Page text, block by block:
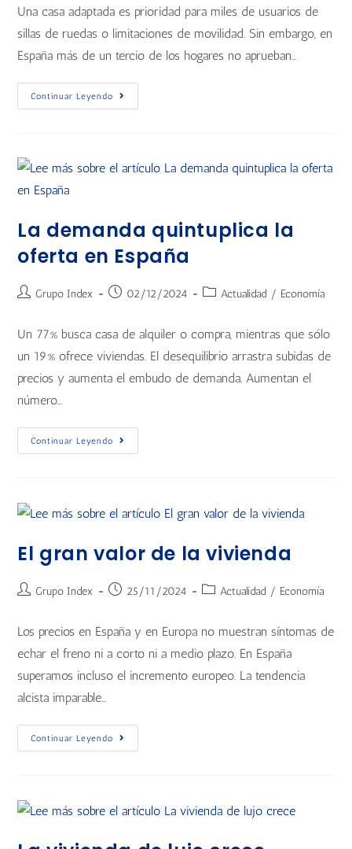
Una casa adaptada es prioridad para miles de usuarios de
sillas de ruedas o limitaciones de movilidad. Sin embargo, en
España más de un tercio de los hogares no aprueban…
Continuar Leyendo
La demanda quintuplica la
oferta en España
Grupo Index 02/12/2024 Actualidad / Economía
Un 77% busca casa de alquiler o compra, mientras que sólo
un 19% ofrece viviendas. El desequilibrio arrastra subidas de
precios y aumenta el embudo de demanda. Aumentan el
número…
Continuar Leyendo
El gran valor de la vivienda
Grupo Index 25/11/2024 Actualidad / Economía
Los precios en España y en Europa no muestran síntomas de
echar el freno ni a corto ni a medio plazo. En España
superamos incluso el incremento europeo. La tendencia
alcista imparable…
Continuar Leyendo